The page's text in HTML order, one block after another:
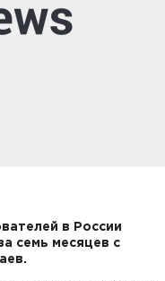
в России
семь месяцев с